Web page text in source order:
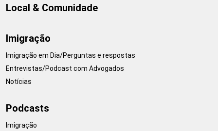
Local & Comunidade
Imigração
Imigração em Dia/Perguntas e respostas
Entrevistas/Podcast com Advogados
Notícias
Podcasts
Imigração